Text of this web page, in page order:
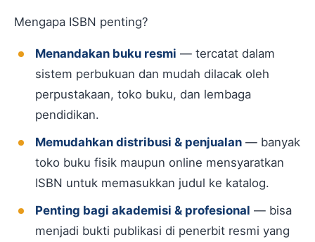
Mengapa ISBN penting?
Menandakan buku resmi — tercatat dalam
sistem perbukuan dan mudah dilacak oleh
perpustakaan, toko buku, dan lembaga
pendidikan.
Memudahkan distribusi & penjualan — banyak
toko buku fisik maupun online mensyaratkan
ISBN untuk memasukkan judul ke katalog.
Penting bagi akademisi & profesional — bisa
menjadi bukti publikasi di penerbit resmi yang